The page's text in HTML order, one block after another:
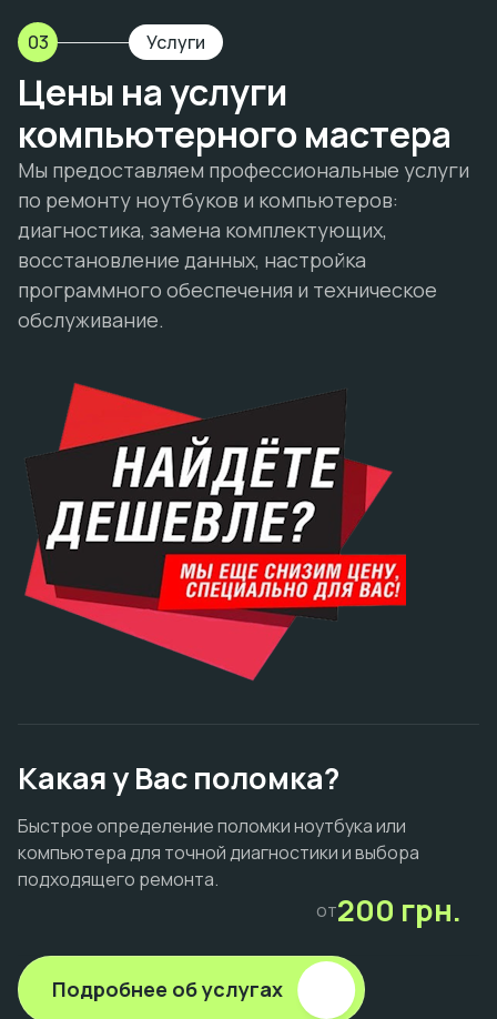
03 Услуги
Цены на услуги
компьютерного мастера
Мы предоставляем профессиональные услуги
по ремонту ноутбуков и компьютеров:
диагностика, замена комплектующих,
восстановление данных, настройка
программного обеспечения и техническое
обслуживание.
Какая у Вас поломка?
Быстрое определение поломки ноутбука или
компьютера для точной диагностики и выбора
подходящего ремонта.
от200 грн.
Подробнее об услугах